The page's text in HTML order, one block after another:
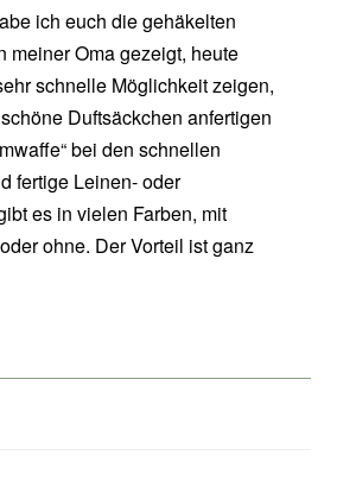
ich euch die gehäkelten
meiner Oma gezeigt, heute
schnelle Möglichkeit zeigen,
Duftsäckchen anfertigen
bei den schnellen
fertige Leinen- oder
es in vielen Farben, mit
ohne. Der Vorteil ist ganz